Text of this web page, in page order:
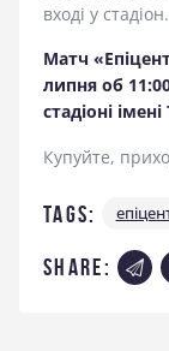
вході у стадіон.
Матч
липня об
стадіоні
Купуйте,
Tags:
share: